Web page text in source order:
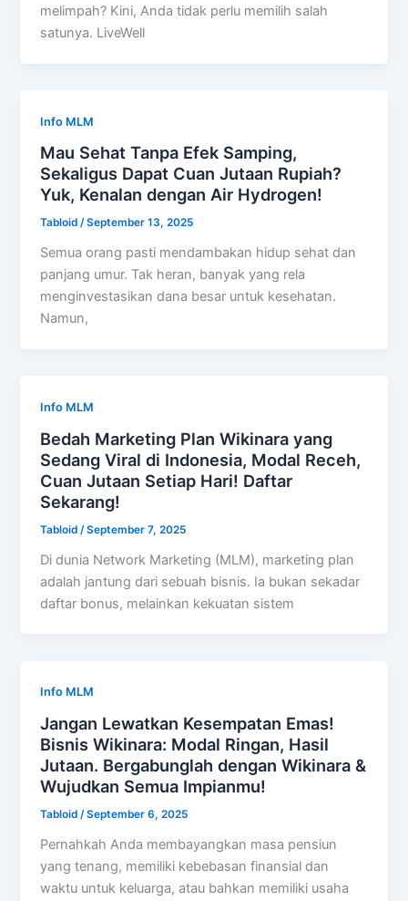
melimpah? Kini, Anda tidak perlu memilih salah
satunya. LiveWell
Info MLM
Mau Sehat Tanpa Efek Samping,
Sekaligus Dapat Cuan Jutaan Rupiah?
Yuk, Kenalan dengan Air Hydrogen!
Tabloid/September 13, 2025
Semua orang pasti mendambakan hidup sehat dan
panjang umur. Tak heran, banyak yang rela
menginvestasikan dana besar untuk kesehatan.
Namun,
Info MLM
Bedah Marketing Plan Wikinara yang
Sedang Viral di Indonesia, Modal Receh,
Cuan Jutaan Setiap Hari! Daftar
Sekarang!
Tabloid /September 7, 2025
Di dunia Network Marketing (MLM), marketing plan
adalah jantung dari sebuah bisnis. Ia bukan sekadar
daftar bonus, melainkan kekuatan sistem
Info MLM
Jangan Lewatkan Kesempatan Emas!
Bisnis Wikinara: Modal Ringan, Hasil
Jutaan. Bergabunglah dengan Wikinara &
Wujudkan Semua Impianmu!
Tabloid/September 6, 2025
Pernahkah Anda membayangkan masa pensiun
yang tenang, memiliki kebebasan finansial dan
waktu untuk keluarga, atau bahkan memiliki usaha